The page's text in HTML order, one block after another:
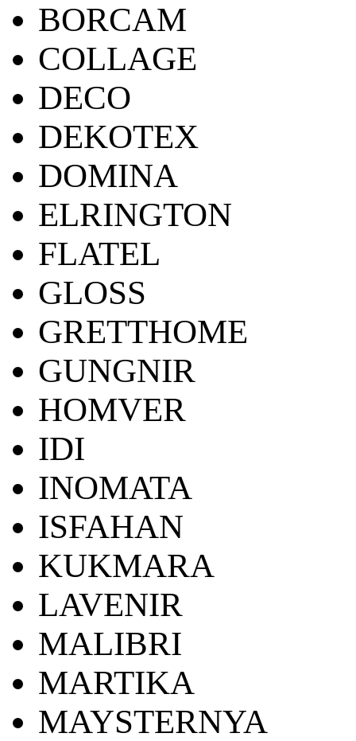
BORCAM
COLLAGE
DECO
DEKOTEX
DOMINA
ELRINGTON
FLATEL
GLOSS
GRETTHOME
GUNGNIR
HOMVER
IDI
INOMATA
ISFAHAN
KUKMARA
LAVENIR
MALIBRI
MARTIKA
MAYSTERNYA